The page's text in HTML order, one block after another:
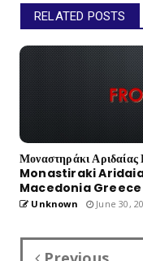
RELATED POSTS
Μοναστηράκι
Monastiraki
Macedonia Greece
Unknown June 30,